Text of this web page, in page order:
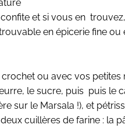
confite et si vous en
en épicerie fine ou
ou avec vos petites
le sucre, puis puis le
sur le Marsala !), et
cuillères de farine : la